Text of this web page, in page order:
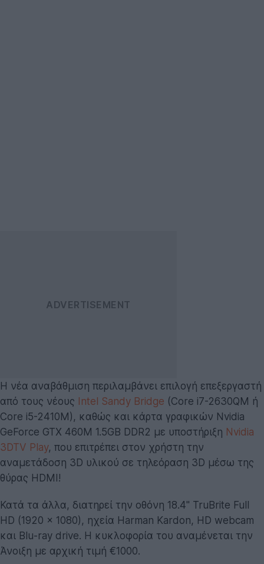
Η νέα αναβάθμιση περιλαμβάνει επιλογή επεξεργαστή
από τους νέους Intel Sandy Bridge (Core i7-2630QM ή
Core i5-2410M), καθώς και κάρτα γραφικών Nvidia
GeForce GTX 460M 1.5GB DDR2 με υποστήριξη Nvidia
3DTV Play, που επιτρέπει στον χρήστη την
αναμετάδοση 3D υλικού σε τηλεόραση 3D μέσω της
θύρας HDMI!
Κατά τα άλλα, διατηρεί την οθόνη 18.4'' TruBrite Full
HD (1920 x 1080), ηχεία Harman Kardon, HD webcam
και Blu-ray drive. Η κυκλοφορία του αναμένεται την
Άνοιξη με αρχική τιμή €1000.